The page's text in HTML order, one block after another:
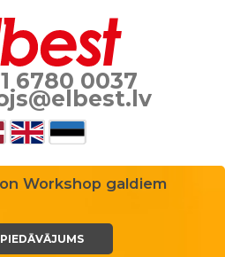
6780 0037
Workshop galdiem